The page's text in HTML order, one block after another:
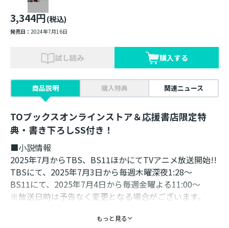
3,344円(税込)
発売日： 2024年7月16日
試し読み 購入する
商品説明 購入特典 関連ニュース
TOブックスオンラインストア＆応援書店限定特
典・書き下ろしSS付き！
■小説情報
2025年7月からTBS、BS11ほかにてTVアニメ放送開始!!
TBSにて、2025年7月3日から毎週木曜深夜1:28～
BS11にて、2025年7月4日から毎週金曜よる11:00～
※放送日時は予告なく変更となる場合がございます。
「教皇でも天使でも僕の敵ではありません！」
もっと見る